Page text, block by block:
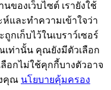
ของเว็บไซต์ เรายังใช้
และทำความเข้าใจว่า
กเก็บไว้ในเบราว์เซอร์
ท่านั้น คุณยังมีตัวเลือก
อกไม่ใช้คุกกี้บางตัวอาจ
คุณ นโยบายคุ้มครอง